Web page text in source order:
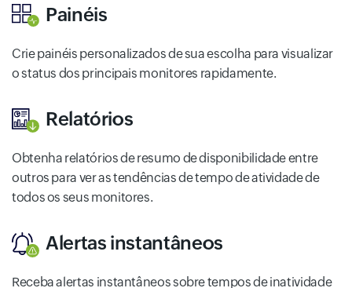
Painéis
Crie painéis personalizados de sua escolha para visualizar
o status dos principais monitores rapidamente.
Relatórios
Obtenha relatórios de resumo de disponibilidade entre
outros para ver as tendências de tempo de atividade de
todos os seus monitores.
Alertas instantâneos
Receba alertas instantâneos sobre tempos de inatividade